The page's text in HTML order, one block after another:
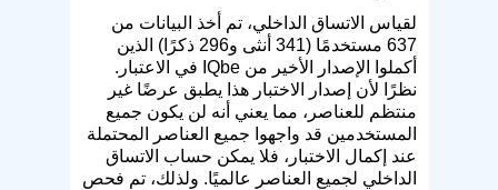
لقياس الاتساق الداخلي، تم أخذ البيانات من
637 مستخدمًا (341 أنثى و296 ذكرًا) الذين
أكملوا الإصدار الأخير من IQbe في الاعتبار.
نظرًا لأن إصدار الاختبار هذا يطبق عرضًا غير
منتظم للعناصر، مما يعني أنه لن يكون جميع
المستخدمين قد واجهوا جميع العناصر المحتملة
عند إكمال الاختبار، فلا يمكن حساب الاتساق
الداخلي لجميع العناصر عالميًا. ولذلك، تم فحص